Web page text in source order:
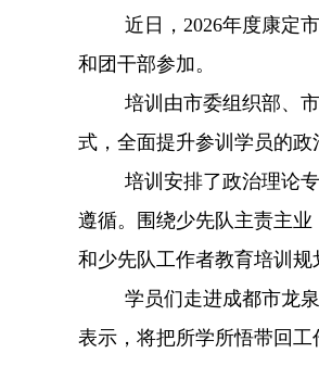
近日， 2026年度康定
和团干部参加。
培训由市委组织部、
式，全面提升参训学员的政
培训安排了政治理论
遵循。围绕少先队主责主业
和少先队工作者教育培训
学员们走进成都市龙
表示，将把所学所悟带回工